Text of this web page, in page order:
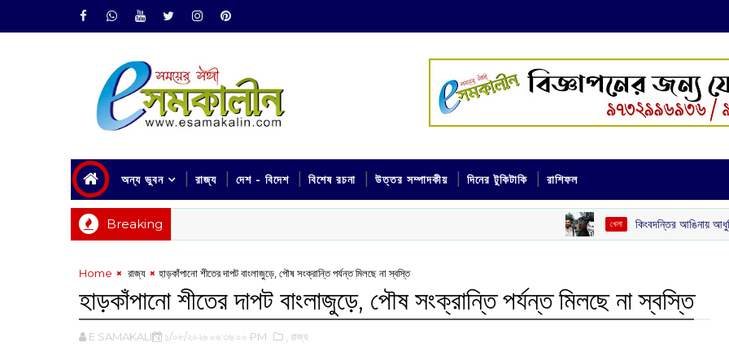
অন্য ভুবন রাজ্য দেশ - বিদেশ বিশেষ রচনা উত্তর সম্পাদকীয় দিনের টুকিটাকি রাশিফল
Breaking কিংবদন্তির আঙিনায় আধুনিকতার ছোঁয়া:
Home ‌ রাজ্য হাড়কাঁপানো শীতের দাপট বাংলাজুড়ে, পৌষ সংক্রান্তি পর্যন্ত মিলছে না স্বস্তি
হাড়কাঁপানো শীতের দাপট বাংলাজুড়ে, পৌষ সংক্রান্তি পর্যন্ত মিলছে না স্বস্তি
E SAMAKALIN ১/০৮/২০২৬ ০৬:৩৬:০০ PM ,‌ রাজ্য